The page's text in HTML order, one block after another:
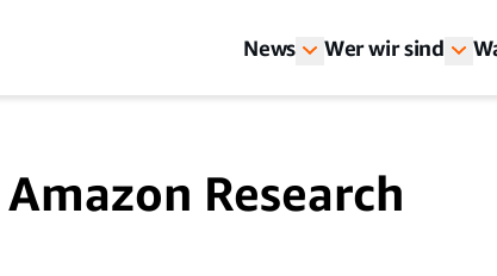
News Wer wir sind
Amazon Research